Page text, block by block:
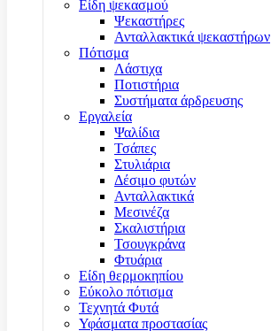
Είδη ψεκασμού
Ψεκαστήρες
Ανταλλακτικά ψεκαστήρων
Πότισμα
Λάστιχα
Ποτιστήρια
Συστήματα άρδρευσης
Εργαλεία
Ψαλίδια
Τσάπες
Στυλιάρια
Δέσιμο φυτών
Ανταλλακτικά
Μεσινέζα
Σκαλιστήρια
Τσουγκράνα
Φτυάρια
Είδη θερμοκηπίου
Εύκολο πότισμα
Τεχνητά Φυτά
Υφάσματα προστασίας